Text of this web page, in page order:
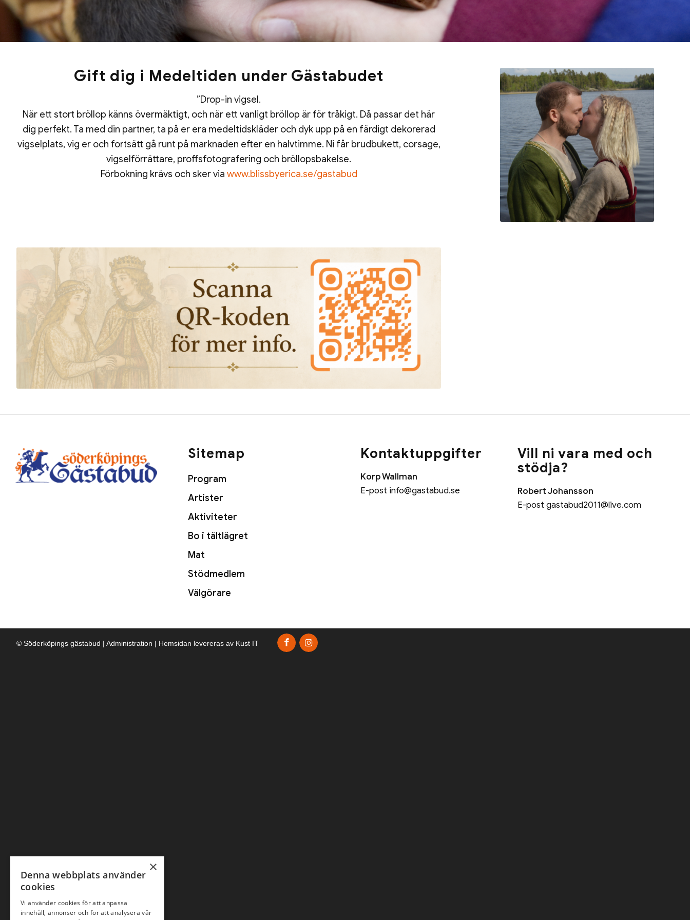
Gift dig i Medeltiden under Gästabudet
”Drop-in vigsel.
När ett stort bröllop känns övermäktigt, och när ett vanligt bröllop är för tråkigt. Då passar det här
dig perfekt. Ta med din partner, ta på er era medeltidskläder och dyk upp på en färdigt dekorerad
vigselplats, vig er och fortsätt gå runt på marknaden efter en halvtimme. Ni får brudbukett, corsage,
vigselförrättare, proffsfotografering och bröllopsbakelse.
Förbokning krävs och sker via www.blissbyerica.se/gastabud
Sitemap
Program
Artister
Aktiviteter
Bo i tältlägret
Mat
Stödmedlem
Välgörare
Kontaktuppgifter
Korp Wallman
E-post info@gastabud.se
Vill ni vara med och
stödja?
Robert Johansson
E-post gastabud2011@live.com
© Söderköpings gästabud | Administration | Hemsidan levereras av Kust IT
×
Denna webbplats använder
cookies
Vi använder cookies för att anpassa
innehåll, annonser och för att analysera vår